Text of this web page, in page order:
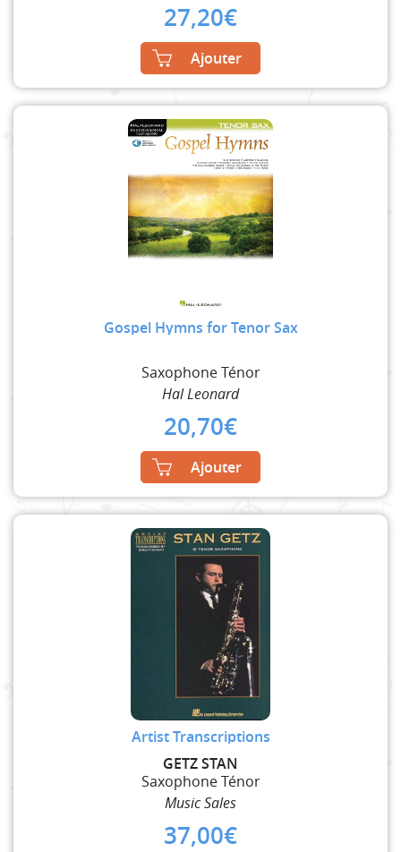
27,20€
Ajouter
Gospel Hymns for Tenor Sax
Saxophone Ténor
Hal Leonard
20,70€
Ajouter
Artist Transcriptions
GETZ STAN
Saxophone Ténor
Music Sales
37,00€